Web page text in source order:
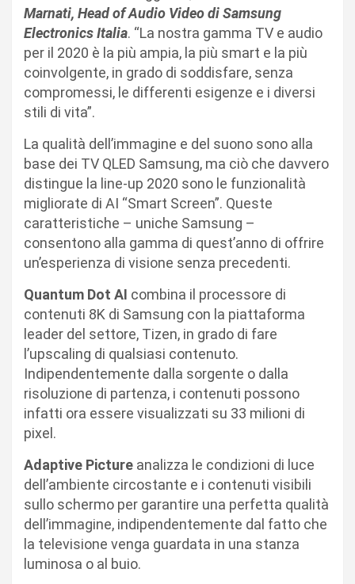
Marnati, Head of Audio Video di Samsung
Electronics Italia. “La nostra gamma TV e audio
per il 2020 è la più ampia, la più smart e la più
coinvolgente, in grado di soddisfare, senza
compromessi, le differenti esigenze e i diversi
stili di vita”.
La qualità dell’immagine e del suono sono alla
base dei TV QLED Samsung, ma ciò che davvero
distingue la line-up 2020 sono le funzionalità
migliorate di AI “Smart Screen”. Queste
caratteristiche – uniche Samsung –
consentono alla gamma di quest’anno di offrire
un’esperienza di visione senza precedenti.
Quantum Dot AI combina il processore di
contenuti 8K di Samsung con la piattaforma
leader del settore, Tizen, in grado di fare
l’upscaling di qualsiasi contenuto.
Indipendentemente dalla sorgente o dalla
risoluzione di partenza, i contenuti possono
infatti ora essere visualizzati su 33 milioni di
pixel.
Adaptive Picture analizza le condizioni di luce
dell’ambiente circostante e i contenuti visibili
sullo schermo per garantire una perfetta qualità
dell’immagine, indipendentemente dal fatto che
la televisione venga guardata in una stanza
luminosa o al buio.